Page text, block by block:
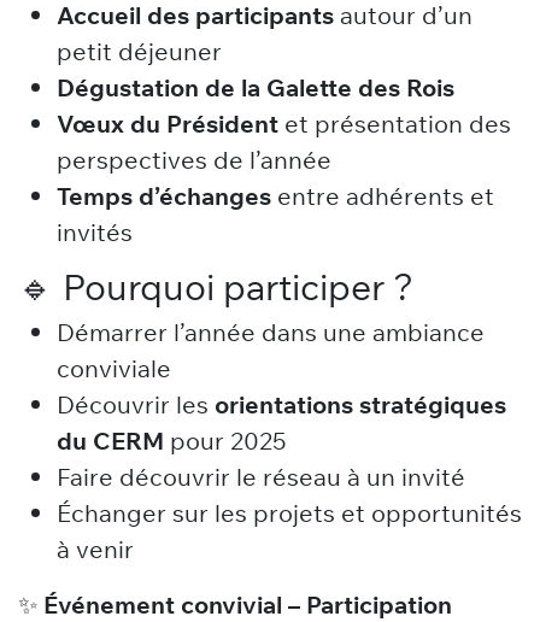
Accueil des participants autour d’un
petit déjeuner
Dégustation de la Galette des Rois
Vœux du Président et présentation des
perspectives de l’année
Temps d’échanges entre adhérents et
invités
🔹 Pourquoi participer ?
Démarrer l’année dans une ambiance
conviviale
Découvrir les orientations stratégiques
du CERM pour 2025
Faire découvrir le réseau à un invité
Échanger sur les projets et opportunités
à venir
✨ Événement convivial – Participation